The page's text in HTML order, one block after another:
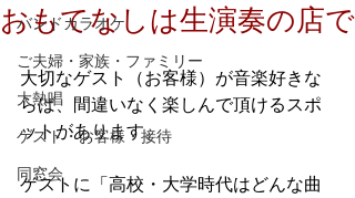
バンドカラオケ
ご夫婦・家族・ファミリー
大熱唱
ゲスト・お客様・接待
同窓会
おもてなしは生演奏の店で
大切なゲスト（お客様）が音楽好きな
らば、間違いなく楽しんで頂けるスポ
ットがあります。
ゲストに「高校・大学時代はどんな曲